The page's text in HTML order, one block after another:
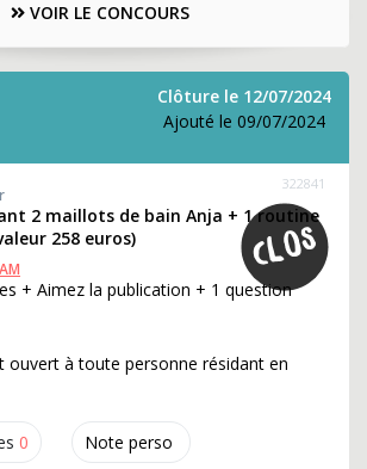
VOIR LE CONCOURS
Clôture le 12/07/2024
Ajouté le 09/07/2024
0 Note perso
322841
2 maillots de bain Anja + 1 routine
258 euros)
+ Aimez la publication + 1 question
ouvert à toute personne résidant en